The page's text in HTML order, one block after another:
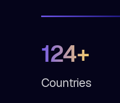
124+
Countries